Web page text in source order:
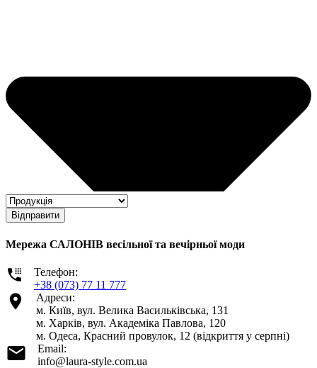
Відправити
Мережа САЛОНІВ весільної та вечірньої моди
Телефон:
+38 (073) 77 11 777
Адреси:
м. Київ, вул. Велика Васильківська, 131
м. Харків, вул. Академіка Павлова, 120
м. Одеса, Красний провулок, 12 (відкриття у серпні)
Email:
info@laura-style.com.ua